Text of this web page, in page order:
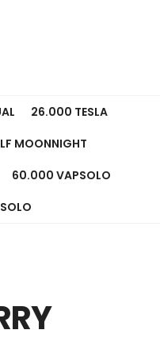
26.000 TESLA
MOONNIGHT
60.000 VAPSOLO